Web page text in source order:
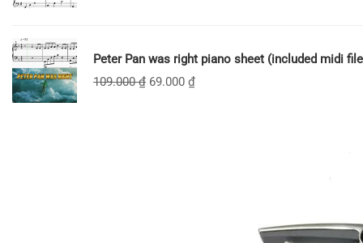
Peter Pan was right piano sheet (included midi
109.000₫ 69.000 ₫